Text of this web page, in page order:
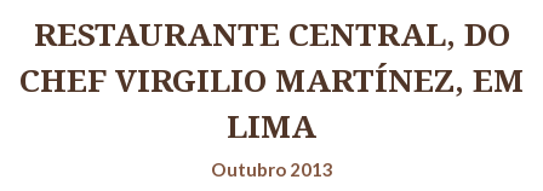
RESTAURANTE CENTRAL, DO
CHEF VIRGILIO MARTÍNEZ, EM
LIMA
Outubro 2013